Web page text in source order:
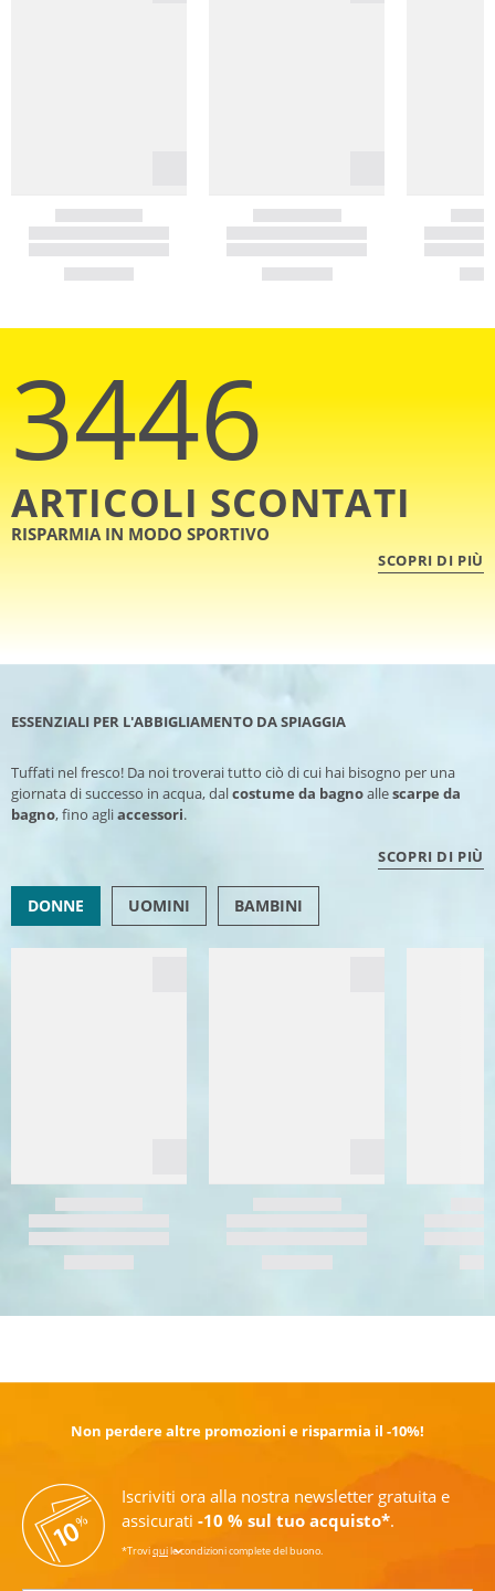
3446
ARTICOLI SCONTATI
RISPARMIA IN MODO SPORTIVO
SCOPRI DI PIÙ
ESSENZIALI PER L'ABBIGLIAMENTO DA SPIAGGIA
Tuffati nel fresco! Da noi troverai tutto ciò di cui hai bisogno per una
giornata di successo in acqua, dalcostume da bagnoallescarpe da
bagno, fino agliaccessori.
SCOPRI DI PIÙ
DONNE UOMINI BAMBINI
Non perdere altre promozioni e risparmia il -10%!
Iscriviti ora alla nostra newsletter gratuita e
assicurati -10 % sul tuo acquisto*.
*Troviquile condizioni complete del buono.